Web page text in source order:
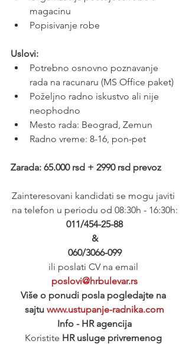
magacinu
Popisivanje robe
Uslovi:
Potrebno osnovno poznavanje
rada na racunaru (MS Office paket)
Poželjno radno iskustvo ali nije
neophodno
Mesto rada: Beograd, Zemun
Radno vreme: 8-16, pon-pet
Zarada: 65.000 rsd + 2990 rsd prevoz
Zainteresovani kandidati se mogu javiti
na telefon u periodu od 08:30h - 16:30h:
011/454-25-88
&
060/3066-099
ili poslati CV na email
poslovi@hrbulevar.rs
Više o ponudi posla pogledajte na
sajtu www.ustupanje-radnika.com
Info - HR agencija
Koristite HR usluge privremenog